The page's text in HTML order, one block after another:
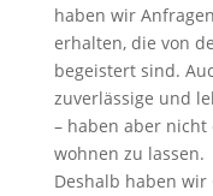
haben wir
erhalten, die von
begeistert sind.
zuverlässige und
– haben aber nicht
wohnen zu lassen.
Deshalb haben wir